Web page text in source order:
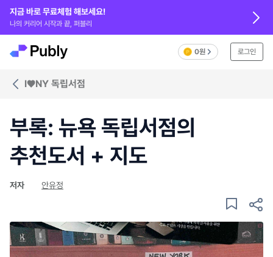
지금 바로 무료체험 해보세요!
나의 커리어 시작과 끝, 퍼블리
0원 로그인
I♥NY 독립서점
부록: 뉴욕 독립서점의
추천도서 + 지도
저자 안유정